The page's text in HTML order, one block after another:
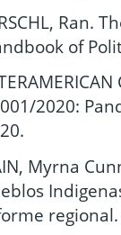
Ran.
of
2020:
Myrna
regional.